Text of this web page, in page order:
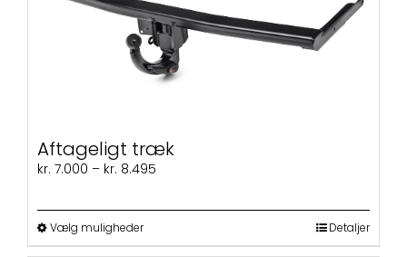
Aftageligt træk
kr. 7.000 – kr. 8.495
Vælg mulighederDette
vare
Detaljer